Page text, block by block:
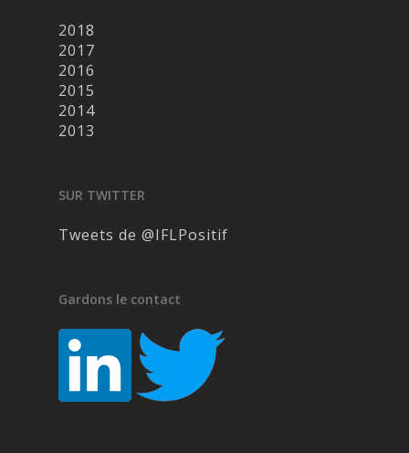
2018
2017
2016
2015
2014
2013
SUR TWITTER
Tweets de @IFLPositif
Gardons le contact